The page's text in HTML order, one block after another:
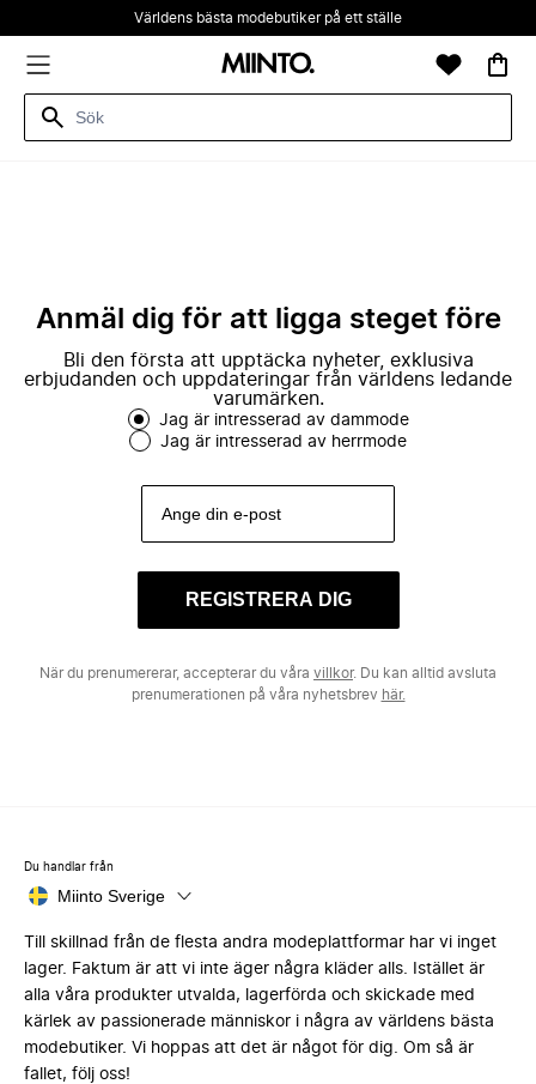
Världens bästa modebutiker på ett ställe
Anmäl dig för att ligga steget före
Bli den första att upptäcka nyheter, exklusiva
erbjudanden och uppdateringar från världens ledande
varumärken.
Jag är intresserad av dammode
Jag är intresserad av herrmode
REGISTRERA DIG
När du prenumererar, accepterar du våra villkor. Du kan alltid avsluta
prenumerationen på våra nyhetsbrev här.
Du handlar från
Miinto Sverige
Till skillnad från de flesta andra modeplattformar har vi inget
lager. Faktum är att vi inte äger några kläder alls. Istället är
alla våra produkter utvalda, lagerförda och skickade med
kärlek av passionerade människor i några av världens bästa
modebutiker. Vi hoppas att det är något för dig. Om så är
fallet, följ oss!